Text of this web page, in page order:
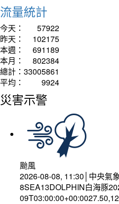
流量統計
今天：
57922
昨天：
102175
本週：
691189
本月：
802384
總計： 33005861
平均：
9924
災害示警
颱風
2026-08-08, 11:30│中央氣
8SEA13DOLPHIN白海豚